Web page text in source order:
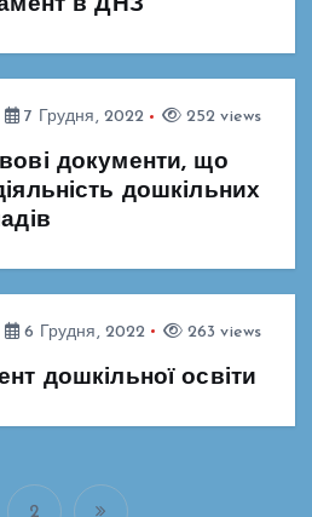
7 Грудня, 2022 252 views
документи, що
дошкільних
6 Грудня, 2022 263 views
дошкільної освіти
2